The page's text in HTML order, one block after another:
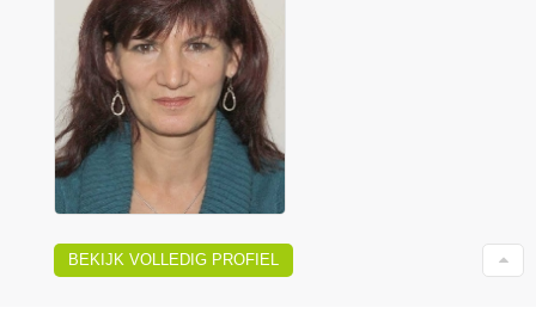
BEKIJK VOLLEDIG PROFIEL